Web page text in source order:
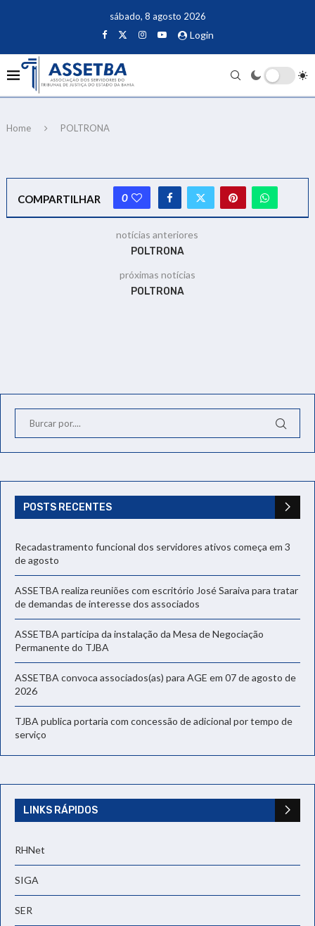
sábado, 8 agosto 2026
Login
Home POLTRONA
COMPARTILHAR 0
notícias anteriores
POLTRONA
próximas notícias
POLTRONA
POSTS RECENTES
Recadastramento funcional dos servidores ativos começa em 3
de agosto
ASSETBA realiza reuniões com escritório José Saraiva para tratar
de demandas de interesse dos associados
ASSETBA participa da instalação da Mesa de Negociação
Permanente do TJBA
ASSETBA convoca associados(as) para AGE em 07 de agosto de
2026
TJBA publica portaria com concessão de adicional por tempo de
serviço
LINKS RÁPIDOS
RHNet
SIGA
SER